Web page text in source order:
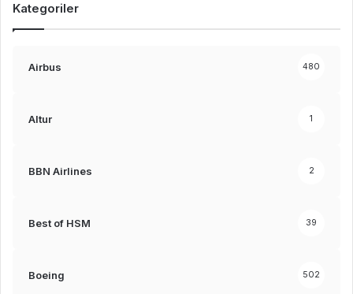
Kategoriler
Airbus 480
Altur 1
BBN Airlines 2
Best of HSM 39
Boeing 502